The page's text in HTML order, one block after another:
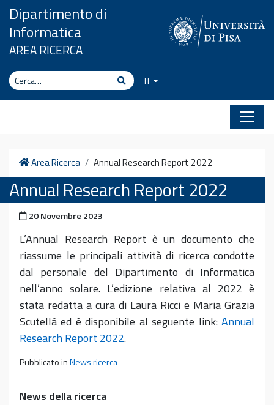
Vai al contenuto
Dipartimento di
Informatica
AREA RICERCA
Cerca CercaIT
Home
Area Ricerca Annual Research Report 2022
Annual Research Report 2022
Pubblicato il
20 Novembre 2023
L’Annual Research Report è un documento che
riassume le principali attività di ricerca condotte
dal personale del Dipartimento di Informatica
nell’anno solare. L’edizione relativa al 2022 è
stata redatta a cura di Laura Ricci e Maria Grazia
Scutellà ed è disponibile al seguente link: Annual
Research Report 2022.
Pubblicato inNews ricerca
News della ricerca